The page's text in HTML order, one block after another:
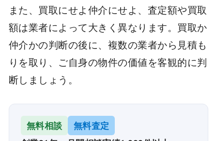
また、買取にせよ仲介にせよ、査定額や買取
額は業者によって大きく異なります。買取か
仲介かの判断の後に、複数の業者から見積も
りを取り、ご自身の物件の価値を客観的に判
断しましょう。
無料相談
無料査定